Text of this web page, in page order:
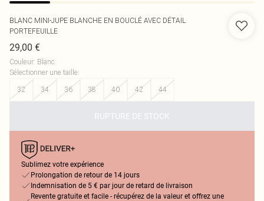
BLANC MINI-JUPE BLANCHE EN BOUCLÉ AVEC DÉTAIL
PORTEFEUILLE
29,00 €
Couleur: Blanc
Sélectionner une taille:
32
34 36 38 40 42 44
RUPTURE DE STOCK
Sublimez votre expérience
Prolongation de retour de 14 jours
Indemnisation de 5 € par jour de retard de livraison
Revente gratuite et facile - récupérez de la valeur et offrez une